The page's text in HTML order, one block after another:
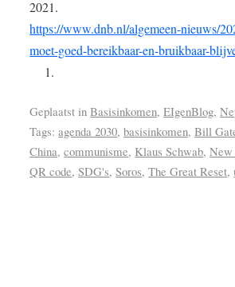
2021.
https://www.dnb.nl/algemeen-nieuws/
moet-goed-bereikbaar-en-bruikbaar-
Geplaatst in Basisinkomen,EIgenBlog,
Tags: agenda 2030,basisinkomen,Bill
China,communisme, Klaus Schwab,New
QR code,SDG's,Soros,The Great Reset,